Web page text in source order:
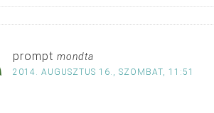
prompt mondta
2014. AUGUSZTUS 16., SZOMBAT, 11:51